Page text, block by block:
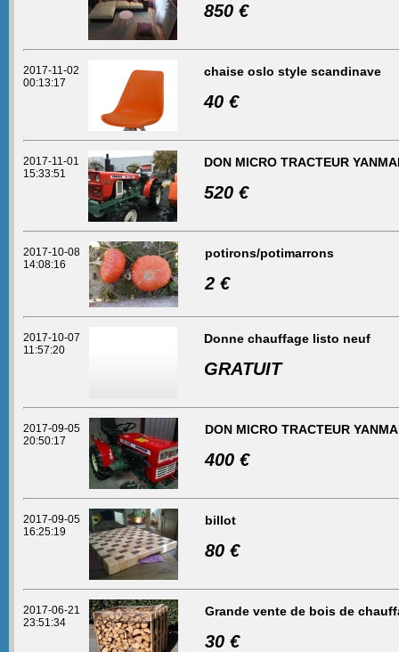
850 €
2017-11-02
00:13:17
chaise oslo style scandinave
40 €
2017-11-01
15:33:51
DON MICRO TRACTEUR
520 €
2017-10-08
14:08:16
potirons/potimarrons
2 €
2017-10-07
11:57:20
Donne chauffage listo neuf
GRATUIT
2017-09-05
20:50:17
DON MICRO TRACTEUR
400 €
2017-09-05
16:25:19
billot
80 €
2017-06-21
23:51:34
Grande vente de bois de
30 €